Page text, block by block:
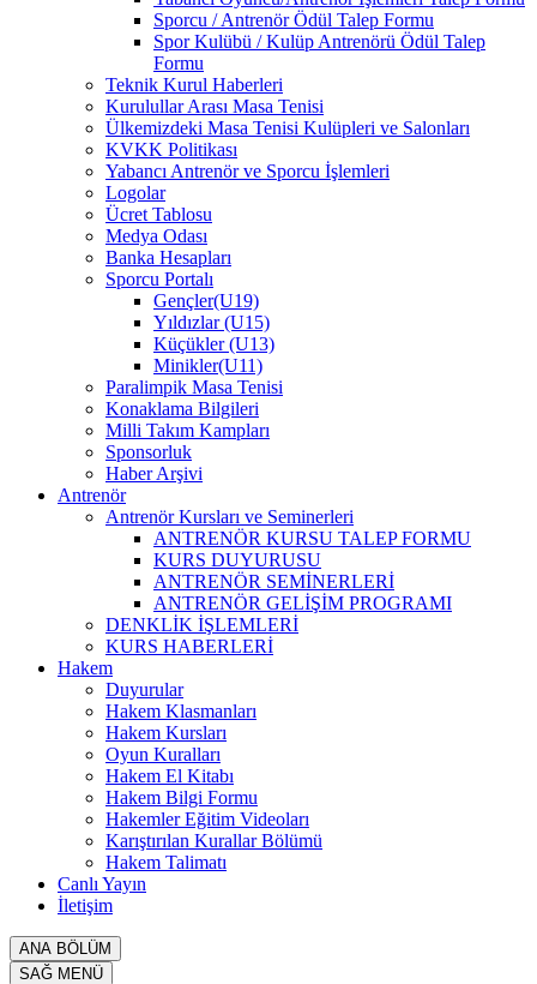
Sporcu / Antrenör Ödül Talep Formu
Spor Kulübü / Kulüp Antrenörü Ödül Talep
Formu
Teknik Kurul Haberleri
Kurulullar Arası Masa Tenisi
Ülkemizdeki Masa Tenisi Kulüpleri ve Salonları
KVKK Politikası
Yabancı Antrenör ve Sporcu İşlemleri
Logolar
Ücret Tablosu
Medya Odası
Banka Hesapları
Sporcu Portalı
Gençler(U19)
Yıldızlar (U15)
Küçükler (U13)
Minikler(U11)
Paralimpik Masa Tenisi
Konaklama Bilgileri
Milli Takım Kampları
Sponsorluk
Haber Arşivi
Antrenör
Antrenör Kursları ve Seminerleri
ANTRENÖR KURSU TALEP FORMU
KURS DUYURUSU
ANTRENÖR SEMİNERLERİ
ANTRENÖR GELİŞİM PROGRAMI
DENKLİK İŞLEMLERİ
KURS HABERLERİ
Hakem
Duyurular
Hakem Klasmanları
Hakem Kursları
Oyun Kuralları
Hakem El Kitabı
Hakem Bilgi Formu
Hakemler Eğitim Videoları
Karıştırılan Kurallar Bölümü
Hakem Talimatı
Canlı Yayın
İletişim
ANA BÖLÜM
SAĞ MENÜ